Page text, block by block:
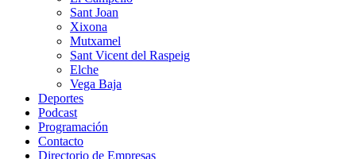
Sant Joan
Xixona
Mutxamel
Sant Vicent del Raspeig
Elche
Vega Baja
Deportes
Podcast
Programación
Contacto
Directorio de Empresas